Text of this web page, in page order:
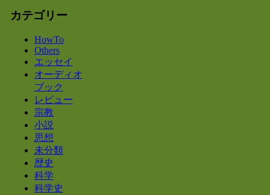
カテゴリー
HowTo
Others
エッセイ
オーディオ
ブック
レビュー
宗教
小説
思想
未分類
歴史
科学
科学史